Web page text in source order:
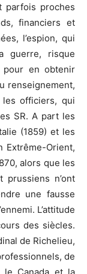
parfois proches
financiers et
l’espion, qui
guerre, risque
pour en obtenir
renseignement,
officiers, qui
SR. A part les
(1859) et les
Extrême-Orient,
alors que les
prussiens n’ont
une fausse
L’attitude
des siècles.
de Richelieu,
de